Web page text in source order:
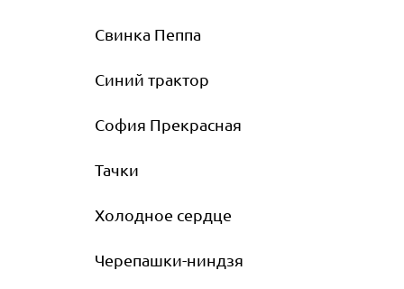
Свинка Пеппа
Синий трактор
София Прекрасная
Тачки
Холодное сердце
Черепашки-ниндзя